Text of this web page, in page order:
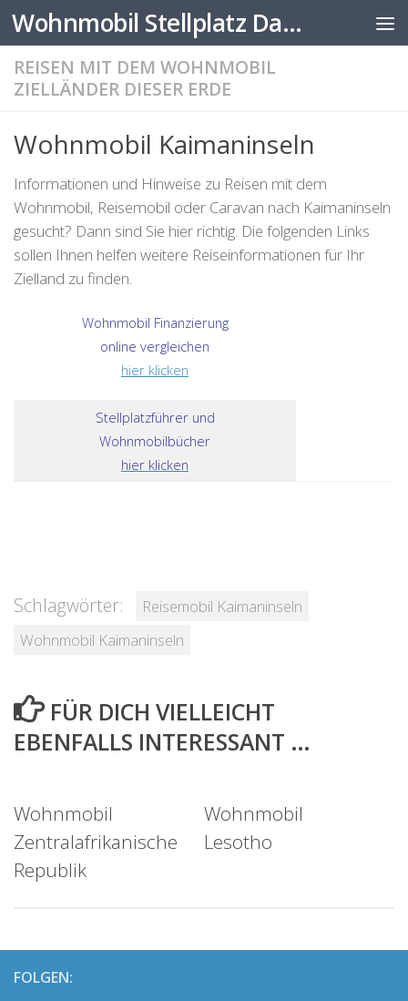
Zum Inhalt springen Wohnmobil Stellplatz Datenbank
REISEN MIT DEM WOHNMOBIL
ZIELLÄNDER DIESER ERDE
Wohnmobil Kaimaninseln
Informationen und Hinweise zu Reisen mit dem
Wohnmobil, Reisemobil oder Caravan nach Kaimaninseln
gesucht? Dann sind Sie hier richtig. Die folgenden Links
sollen Ihnen helfen weitere Reiseinformationen für Ihr
Zielland zu finden.
Wohnmobil Finanzierung
online vergleichen
hier klicken
Stellplatzführer und
Wohnmobilbücher
hier klicken
Schlagwörter:
Reisemobil Kaimaninseln
Wohnmobil Kaimaninseln
FÜR DICH VIELLEICHT
EBENFALLS INTERESSANT …
Wohnmobil
Zentralafrikanische
Republik
Wohnmobil
Lesotho
FOLGEN: